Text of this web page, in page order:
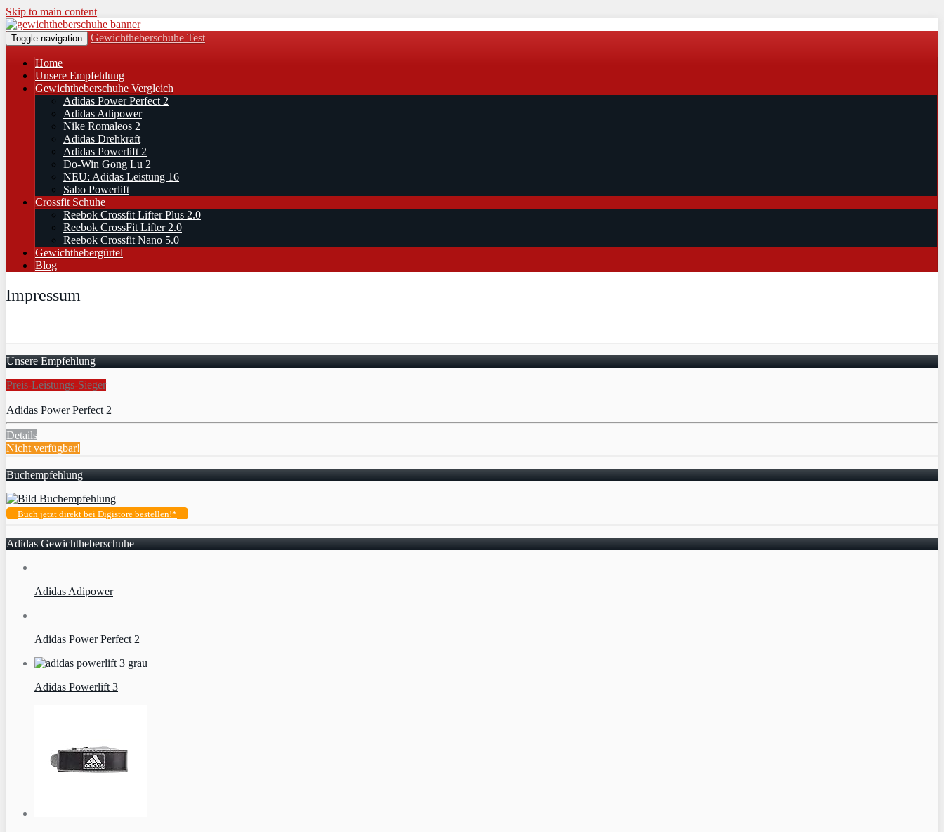
Skip to main content
Toggle navigation Gewichtheberschuhe Test
Home
Unsere Empfehlung
Gewichtheberschuhe Vergleich
Adidas Power Perfect 2
Adidas Adipower
Nike Romaleos 2
Adidas Drehkraft
Adidas Powerlift 2
Do-Win Gong Lu 2
NEU: Adidas Leistung 16
Sabo Powerlift
Crossfit Schuhe
Reebok Crossfit Lifter Plus 2.0
Reebok CrossFit Lifter 2.0
Reebok Crossfit Nano 5.0
Gewichthebergürtel
Blog
Impressum
Unsere Empfehlung
Preis-Leistungs-Sieger
Adidas Power Perfect 2
Details
Nicht verfügbar!
Buchempfehlung
Buch jetzt direkt bei Digistore bestellen!*
Adidas Gewichtheberschuhe
Adidas Adipower
Adidas Power Perfect 2
Adidas Powerlift 3